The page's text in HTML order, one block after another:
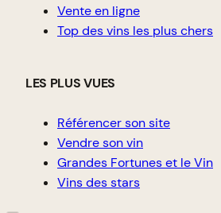
Vente en ligne
Top des vins les plus chers
LES PLUS VUES
Référencer son site
Vendre son vin
Grandes Fortunes et le Vin
Vins des stars